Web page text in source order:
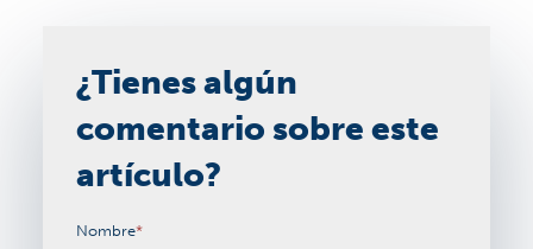
¿Tienes algún
comentario sobre este
artículo?
Nombre*